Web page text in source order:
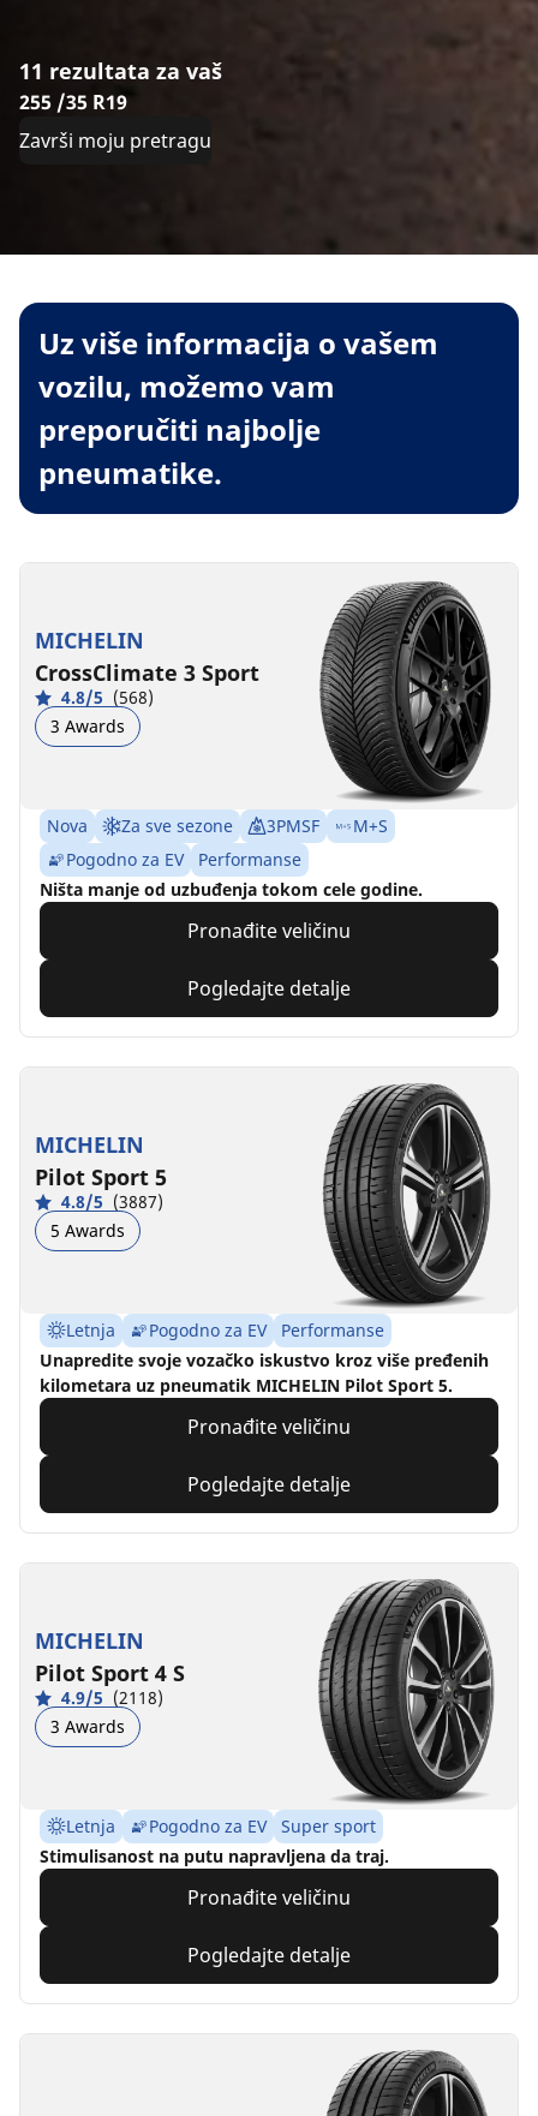
11 rezultata za vaš
255 /35 R19
Završi moju pretragu
Uz više informacija o vašem
vozilu, možemo vam
preporučiti najbolje
pneumatike.
MICHELIN
CrossClimate 3 Sport
4.8/5 (568)
3 Awards
Nova Za sve sezone 3PMSF
M+S
Pogodno za EV
Performanse
Ništa manje od uzbuđenja tokom cele godine.
Pronađite veličinu
Pogledajte detalje
MICHELIN
Pilot Sport 5
4.8/5 (3887)
5 Awards
Letnja Pogodno za EV
Performanse
Unapredite svoje vozačko iskustvo kroz više pređenih
kilometara uz pneumatik MICHELIN Pilot Sport 5.
Pronađite veličinu
Pogledajte detalje
MICHELIN
Pilot Sport 4 S
4.9/5 (2118)
3 Awards
Letnja Pogodno za EV
Super sport
Stimulisanost na putu napravljena da traj.
Pronađite veličinu
Pogledajte detalje